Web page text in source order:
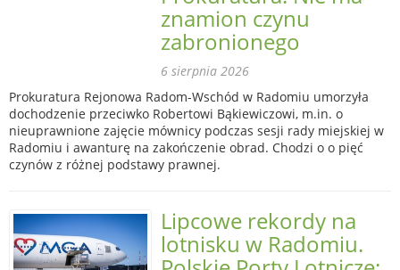
znamion czynu
zabronionego
6 sierpnia 2026
Prokuratura Rejonowa Radom-Wschód w Radomiu umorzyła
dochodzenie przeciwko Robertowi Bąkiewiczowi, m.in. o
nieuprawnione zajęcie mównicy podczas sesji rady miejskiej w
Radomiu i awanturę na zakończenie obrad. Chodzi o o pięć
czynów z różnej podstawy prawnej.
Lipcowe rekordy na
lotnisku w Radomiu.